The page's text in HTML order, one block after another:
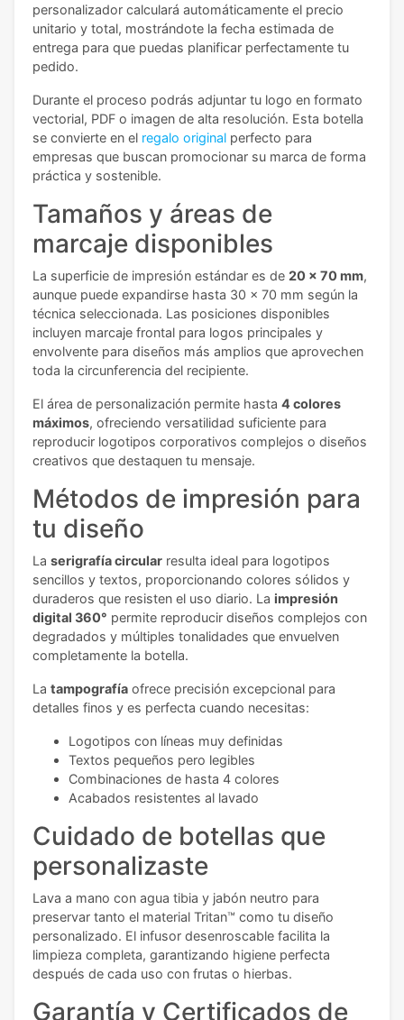
personalizador calculará automáticamente el precio
unitario y total, mostrándote la fecha estimada de
entrega para que puedas planificar perfectamente tu
pedido.
Durante el proceso podrás adjuntar tu logo en formato
vectorial, PDF o imagen de alta resolución. Esta botella
se convierte en el regalo original perfecto para
empresas que buscan promocionar su marca de forma
práctica y sostenible.
Tamaños y áreas de
marcaje disponibles
La superficie de impresión estándar es de 20 x 70 mm,
aunque puede expandirse hasta 30 x 70 mm según la
técnica seleccionada. Las posiciones disponibles
incluyen marcaje frontal para logos principales y
envolvente para diseños más amplios que aprovechen
toda la circunferencia del recipiente.
El área de personalización permite hasta 4 colores
máximos, ofreciendo versatilidad suficiente para
reproducir logotipos corporativos complejos o diseños
creativos que destaquen tu mensaje.
Métodos de impresión para
tu diseño
La serigrafía circular resulta ideal para logotipos
sencillos y textos, proporcionando colores sólidos y
duraderos que resisten el uso diario. La impresión
digital 360° permite reproducir diseños complejos con
degradados y múltiples tonalidades que envuelven
completamente la botella.
La tampografía ofrece precisión excepcional para
detalles finos y es perfecta cuando necesitas:
Logotipos con líneas muy definidas
Textos pequeños pero legibles
Combinaciones de hasta 4 colores
Acabados resistentes al lavado
Cuidado de botellas que
personalizaste
Lava a mano con agua tibia y jabón neutro para
preservar tanto el material Tritan™ como tu diseño
personalizado. El infusor desenroscable facilita la
limpieza completa, garantizando higiene perfecta
después de cada uso con frutas o hierbas.
Garantía y Certificados de